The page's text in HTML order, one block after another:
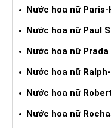
Nước hoa nữ
Nước hoa nữ Paul
Nước hoa nữ Prada
Nước hoa nữ
Nước hoa nữ
Nước hoa nữ